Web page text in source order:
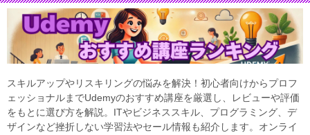
スキルアップやリスキリングの悩みを解決！初心者向けからプロフ
ェッショナルまでUdemyのおすすめ講座を厳選し、レビューや評価
をもとに選び方を解説。ITやビジネススキル、プログラミング、デ
ザインなど挫折しない学習法やセール情報も紹介します。オンライ